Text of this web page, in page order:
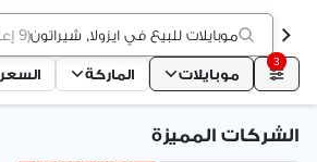
موبايلات للبيع في ايزولا, شيراتون(9 إعلانات
3
موبايلات الماركة السعر
الشركات المميزة